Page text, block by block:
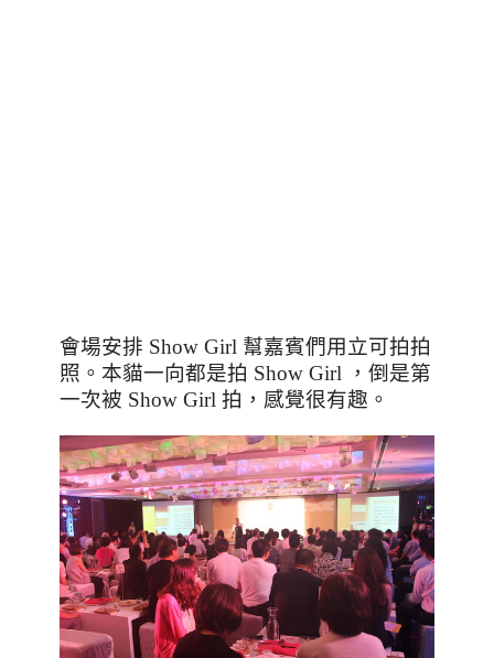
會場安排 Show Girl 幫嘉賓們用立可拍拍
照。本貓一向都是拍 Show Girl
，倒是第
一次被 Show Girl 拍，感覺很有趣。